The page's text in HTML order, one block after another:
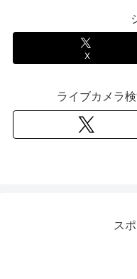
X
ライブカメラ
ス